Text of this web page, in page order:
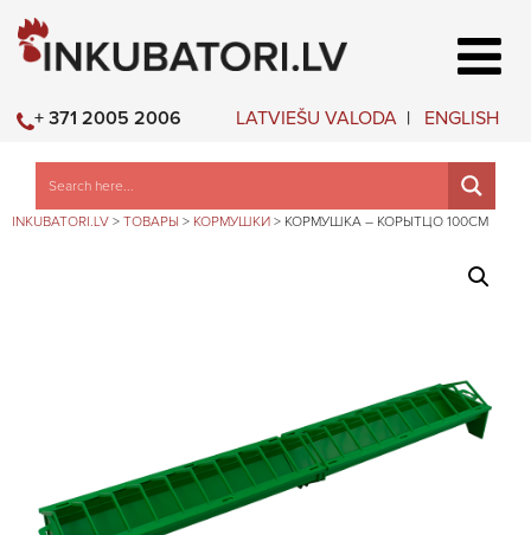
LATVIEŠU VALODA ENGLISH
+ 371 2005 2006
INKUBATORI.LV > ТОВАРЫ > КОРМУШКИ > КОРМУШКА – КОРЫТЦО 100СМ